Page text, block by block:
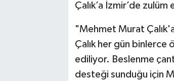
Çalık’a İzmir’de
"Mehmet Murat
Çalık her gün binlerce
ediliyor. Beslenme
desteği sunduğu için